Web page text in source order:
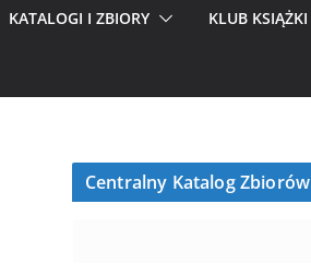
KATALOGI I ZBIORY KLUB KSIĄŻKI
Centralny Katalog Zbiorów